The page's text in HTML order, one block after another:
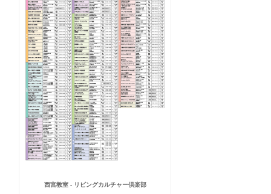
西宮教室 - リビングカルチャー倶楽部